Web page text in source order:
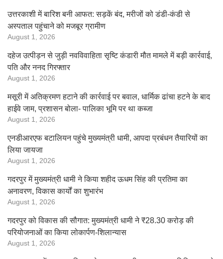
उत्तरकाशी में बारिश बनी आफत: सड़कें बंद, मरीजों को डंडी-कंडी से
अस्पताल पहुंचाने को मजबूर ग्रामीण
August 1, 2026
दहेज उत्पीड़न से जुड़ी नवविवाहिता सृष्टि कंडारी मौत मामले में बड़ी कार्रवाई,
पति और ननद गिरफ्तार
August 1, 2026
मसूरी में अतिक्रमण हटाने की कार्रवाई पर बवाल, धार्मिक ढांचा हटने के बाद
हाईवे जाम, प्रशासन बोला- पालिका भूमि पर था कब्जा
August 1, 2026
एनडीआरएफ बटालियन पहुंचे मुख्यमंत्री धामी, आपदा प्रबंधन तैयारियों का
लिया जायजा
August 1, 2026
गदरपुर में मुख्यमंत्री धामी ने किया शहीद ऊधम सिंह की प्रतिमा का
अनावरण, विकास कार्यों का शुभारंभ
August 1, 2026
गदरपुर को विकास की सौगात: मुख्यमंत्री धामी ने ₹28.30 करोड़ की
परियोजनाओं का किया लोकार्पण-शिलान्यास
August 1, 2026